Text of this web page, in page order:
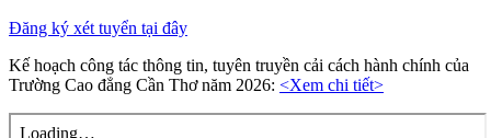
Đăng ký xét tuyển tại đây
Kế hoạch công tác thông tin, tuyên truyền cải cách hành chính của
Trường Cao đẳng Cần Thơ năm 2026: <Xem chi tiết>